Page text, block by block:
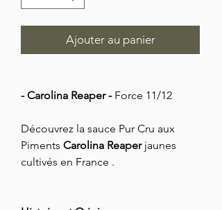
Ajouter au panier
- Carolina Reaper - Force 11/12
Découvrez la sauce Pur Cru aux
Piments Carolina Reaperjaunes
cultivés en France .